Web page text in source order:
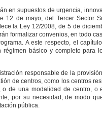
en supuestos de urgencia,
de mayo, del Tercer Sector
la Ley 12/2008, de 5 de
formalizar convenios, en todo
A este respecto, el
básico y completo para
responsable de la
de centros, como los centros
de una modalidad de centro, o
por su necesidad, de modo
pública.